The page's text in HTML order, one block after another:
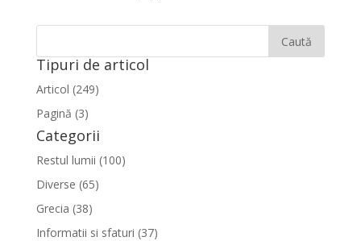
Tipuri de articol
Articol (249)
Pagină (3)
Categorii
Restul lumii (100)
Diverse (65)
Grecia (38)
Informatii si sfaturi (37)